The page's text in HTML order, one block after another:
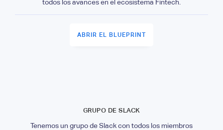
todos los avances en el ecosistema Fintech.
ABRIR EL BLUEPRINT
GRUPO DE SLACK
Tenemos un grupo de Slack con todos los miembros